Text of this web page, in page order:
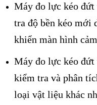
Máy đo lực kéo
tra độ bền kéo mới
khiển màn hình
Máy đo lực kéo
kiểm tra và phân
loại vật liệu khác